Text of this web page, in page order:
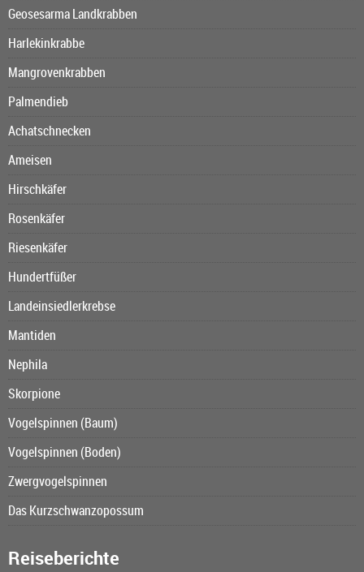
Geosesarma Landkrabben
Harlekinkrabbe
Mangrovenkrabben
Palmendieb
Achatschnecken
Ameisen
Hirschkäfer
Rosenkäfer
Riesenkäfer
Hundertfüßer
Landeinsiedlerkrebse
Mantiden
Nephila
Skorpione
Vogelspinnen (Baum)
Vogelspinnen (Boden)
Zwergvogelspinnen
Das Kurzschwanzopossum
Reiseberichte